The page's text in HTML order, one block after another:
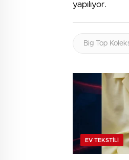
yapılıyor.
Big Top
EV TEKSTILI